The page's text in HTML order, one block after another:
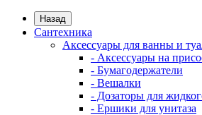
Назад
Сантехника
Аксессуары для ванны и
- Аксессуары на
- Бумагодержатели
- Вешалки
- Дозаторы для
- Ершики для унитаза